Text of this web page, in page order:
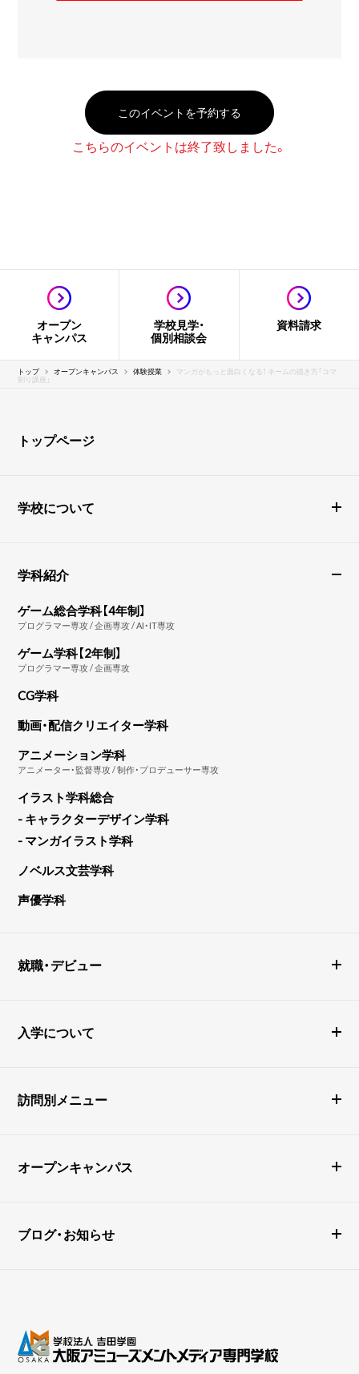
このイベントを予約する
こちらのイベントは終了致しました。
オープン
キャンパス
学校見学・
個別相談会
資料請求
トップ オープンキャンパス 体験授業 マンガがもっと面白くなる！ ネームの描き方「コマ
割り講座」
トップページ
学校について
学科紹介
ゲーム総合学科【4年制】
プログラマー専攻 / 企画専攻 / AI・IT専攻
ゲーム学科【2年制】
プログラマー専攻 / 企画専攻
CG学科
動画・配信クリエイター学科
アニメーション学科
アニメーター・監督専攻 / 制作・プロデューサー専攻
イラスト学科総合
- キャラクターデザイン学科
- マンガイラスト学科
ノベルス文芸学科
声優学科
就職・デビュー
入学について
訪問別メニュー
オープンキャンパス
ブログ・お知らせ